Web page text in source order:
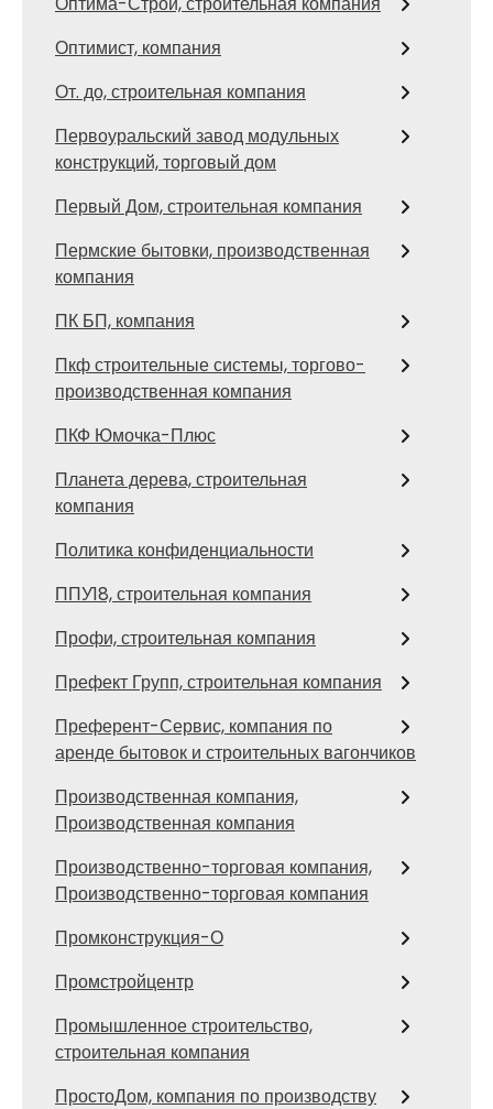
Оптимист, компания
От. до, строительная компания
Первоуральский завод модульных
конструкций, торговый дом
Первый Дом, строительная компания
Пермские бытовки, производственная
компания
ПК БП, компания
Пкф строительные системы, торгово-
производственная компания
ПКФ Юмочка-Плюс
Планета дерева, строительная
компания
Политика конфиденциальности
ППУ18, строительная компания
Прoфи, строительная компания
Префект Групп, строительная компания
Преферент-Сервис, компания по
аренде бытовок и строительных вагончиков
Производственная компания,
Производственная компания
Производственно-торговая компания,
Производственно-торговая компания
Промконструкция-О
Промстройцентр
Промышленное строительство,
строительная компания
ПростоДом, компания по производству